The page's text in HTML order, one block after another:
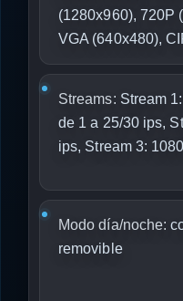
(1280x960), 720P
VGA (640x480),
Streams: Stream
de 1 a 25/30 ips,
ips, Stream 3:
Modo día/noche:
removible